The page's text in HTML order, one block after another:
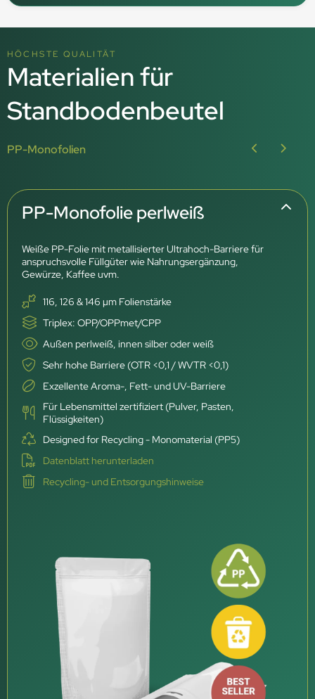
HÖCHSTE QUALITÄT
Materialien für
Standbodenbeutel
PP-Monofolien
PP-Monofolie perlweiß
Weiße PP-Folie mit metallisierter Ultrahoch-Barriere für
anspruchsvolle Füllgüter wie Nahrungsergänzung,
Gewürze, Kaffee uvm.
116, 126 & 146 µm Folienstärke
Triplex: OPP/OPPmet/CPP
Außen perlweiß, innen silber oder weiß
Sehr hohe Barriere (OTR <0,1 / WVTR <0,1)
Exzellente Aroma-, Fett- und UV-Barriere
Für Lebensmittel zertifiziert (Pulver, Pasten,
Flüssigkeiten)
Designed for Recycling - Monomaterial (PP5)
Datenblatt herunterladen
Recycling- und Entsorgungshinweise